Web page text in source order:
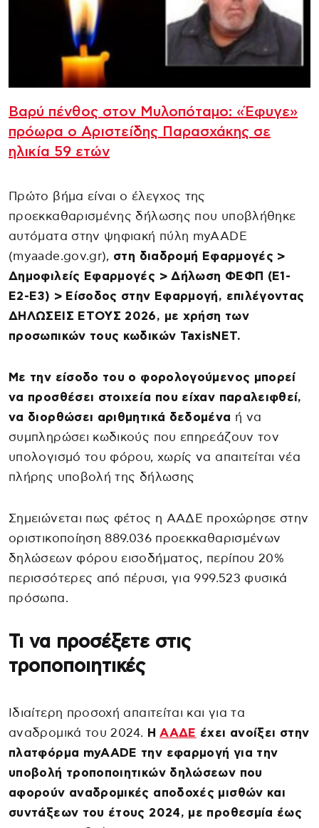
Βαρύ πένθος στον Μυλοπόταμο: «Έφυγε»
πρόωρα ο Αριστείδης Παρασχάκης σε
ηλικία 59 ετών
Πρώτο βήμα είναι ο έλεγχος της
προεκκαθαρισμένης δήλωσης που υποβλήθηκε
αυτόματα στην ψηφιακή πύλη myAADE
(myaade.gov.gr), στη διαδρομή Εφαρμογές >
Δημοφιλείς Εφαρμογές > Δήλωση ΦΕΦΠ (Ε1-
Ε2-Ε3) > Είσοδος στην Εφαρμογή, επιλέγοντας
ΔΗΛΩΣΕΙΣ ΕΤΟΥΣ 2026, με χρήση των
προσωπικών τους κωδικών TaxisNET.
Με την είσοδο του ο φορολογούμενος μπορεί
να προσθέσει στοιχεία που είχαν παραλειφθεί,
να διορθώσει αριθμητικά δεδομένα ή να
συμπληρώσει κωδικούς που επηρεάζουν τον
υπολογισμό του φόρου, χωρίς να απαιτείται νέα
πλήρης υποβολή της δήλωσης
Σημειώνεται πως φέτος η ΑΑΔΕ προχώρησε στην
οριστικοποίηση 889.036 προεκκαθαρισμένων
δηλώσεων φόρου εισοδήματος, περίπου 20%
περισσότερες από πέρυσι, για 999.523 φυσικά
πρόσωπα.
Τι να προσέξετε στις
τροποποιητικές
Ιδιαίτερη προσοχή απαιτείται και για τα
αναδρομικά του 2024. ΗΑΑΔΕ έχει ανοίξει στην
πλατφόρμα myAADE την εφαρμογή για την
υποβολή τροποποιητικών δηλώσεων που
αφορούν αναδρομικές αποδοχές μισθών και
συντάξεων του έτους 2024, με προθεσμία έως